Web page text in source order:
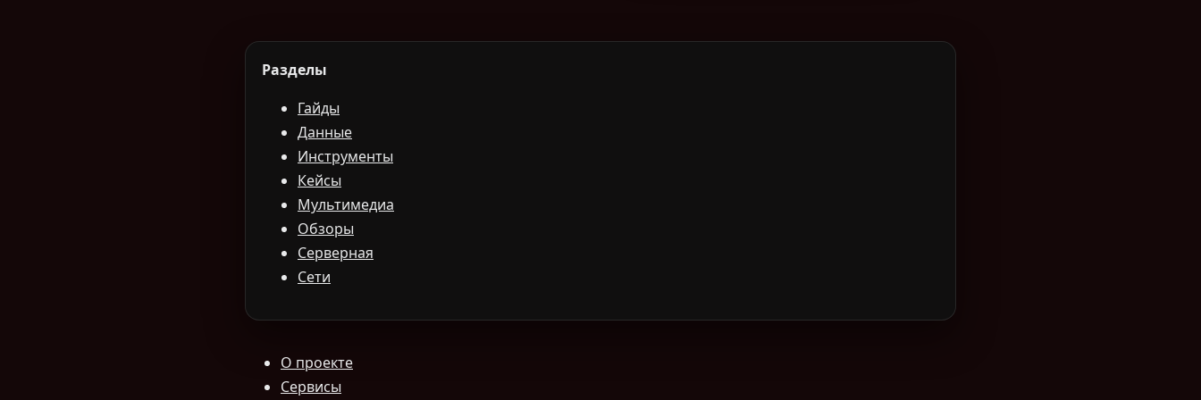
Разделы
Гайды
Данные
Инструменты
Кейсы
Мультимедиа
Обзоры
Серверная
Сети
О проекте
Сервисы